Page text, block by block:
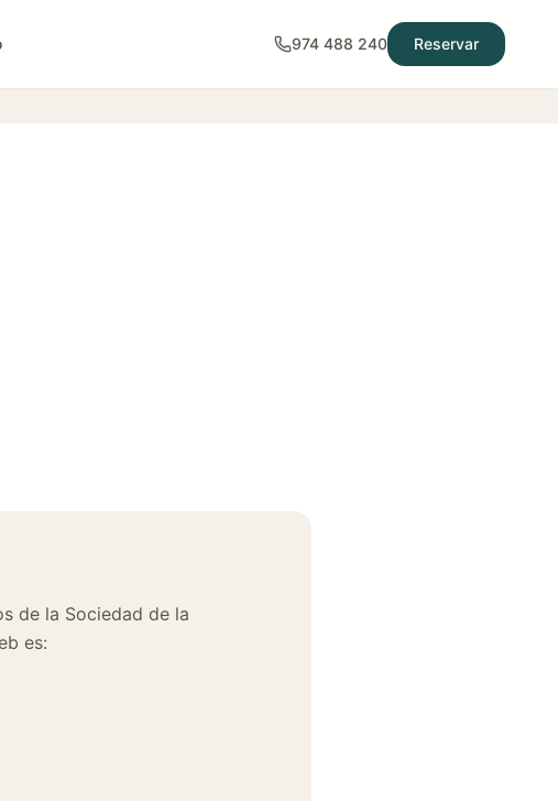
974 488 240 Reservar
de la Sociedad de la
es: